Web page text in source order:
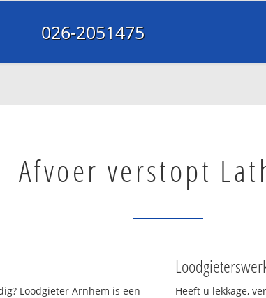
026-2051475
Afvoer verstopt
Loodgieter Arnhem is een
Heeft u lekkage,